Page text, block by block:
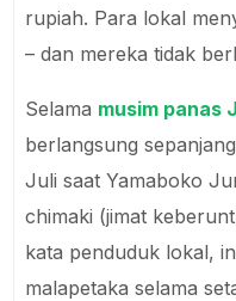
rupiah. Para lokal
– dan mereka tidak
Selama musim panas
berlangsung
Juli saat Yamaboko
chimaki (jimat
kata penduduk lokal,
malapetaka selama